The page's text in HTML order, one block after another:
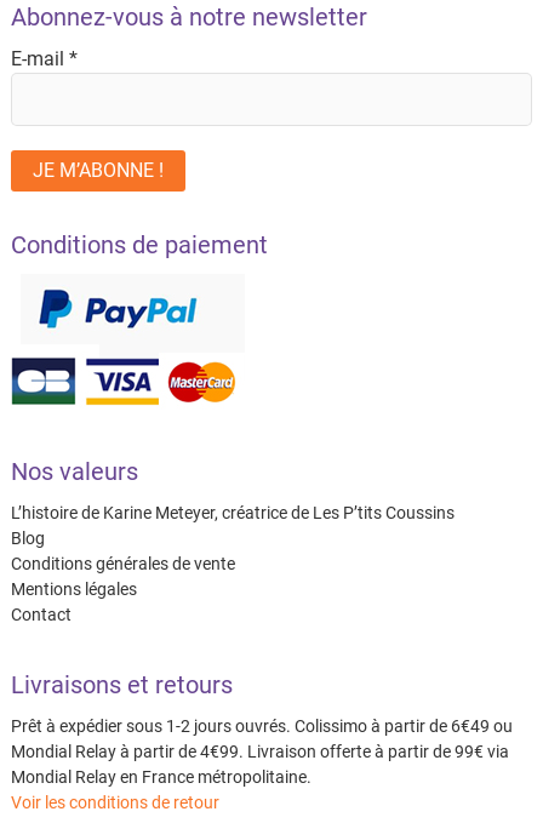
Abonnez-vous à notre newsletter
E-mail *
Conditions de paiement
Nos valeurs
L’histoire de Karine Meteyer, créatrice de Les P’tits Coussins
Blog
Conditions générales de vente
Mentions légales
Contact
Livraisons et retours
Prêt à expédier sous 1-2 jours ouvrés. Colissimo à partir de 6€49 ou
Mondial Relay à partir de 4€99. Livraison offerte à partir de 99€ via
Mondial Relay en France métropolitaine.
Voir les conditions de retour